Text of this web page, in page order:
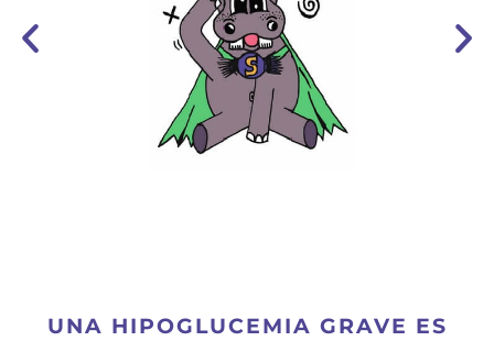
UNA HIPOGLUCEMIA GRAVE ES